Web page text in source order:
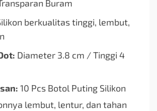
Buram
berkualitas tinggi, lembut,
Diameter 3.8 cm / Tinggi 4
10 Pcs Botol Puting Silikon
lembut, lentur, dan tahan